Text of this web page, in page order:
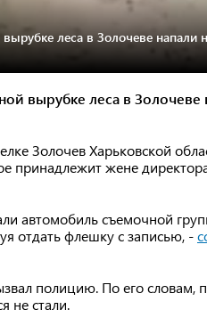
леса в Золочеве напали
вырубке леса в Золочеве
Золочев Харьковской
принадлежит жене
автомобиль съемочной
отдать флешку с записью, -
полицию. По его словам,
не стали.